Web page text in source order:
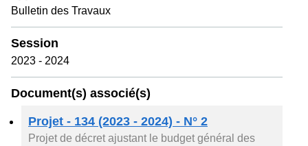
Projet de décret contenant le budget général des
française pour l'année budgétaire 2024
PARTAGER